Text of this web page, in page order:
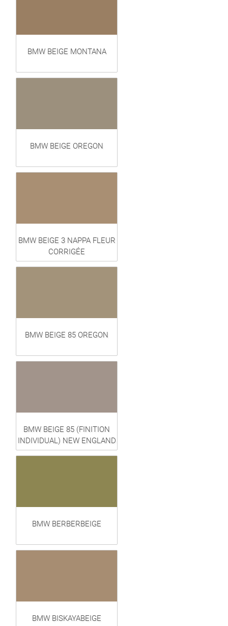
BMW BEIGE MONTANA
BMW BEIGE OREGON
BMW BEIGE 3 NAPPA FLEUR
CORRIGÉE
BMW BEIGE 85 OREGON
BMW BEIGE 85 (FINITION
INDIVIDUAL) NEW ENGLAND
BMW BERBERBEIGE
BMW BISKAYABEIGE